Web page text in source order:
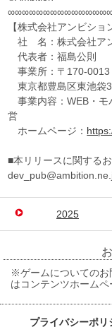
【株式会社アンビシ
社 名：株式会社ア
代表者：福島公則
事業所：〒170-0013
東京都豊島区東池袋
事業内容：WEB・モ
営
ホームページ：
■本リリースに関する
2025
※ゲームについてのお
はコンテンツホームペ
プライバシーポリ